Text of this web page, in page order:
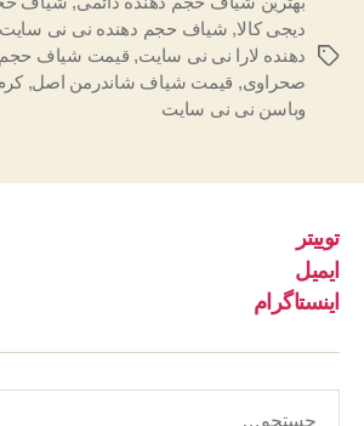
برچسب‌ها
دیجی کالا, شیاف حجم دهنده نی نی سایت
دهنده لارا نی نی سایت, قیمت شیاف
صحراوی, قیمت شیاف شاندرمن اصل,
وباسن نی نی سایت
توییتر
ایمیل
اینستاگرام